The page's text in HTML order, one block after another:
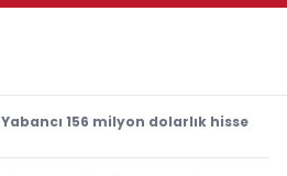
Yabancı 156 milyon dolarlık hisse